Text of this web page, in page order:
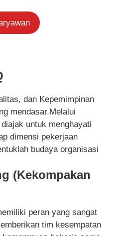
dan Kepemimpinan
mendasar.Melalui
untuk menghayati
dimensi pekerjaan
budaya organisasi
(Kekompakan
peran yang sangat
tim kesempatan